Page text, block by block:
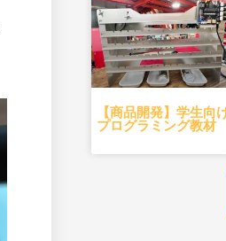
【商品開発】学生向
プログラミング教材